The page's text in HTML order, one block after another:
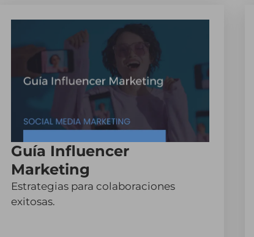
Guía Influencer
Marketing
Estrategias para colaboraciones
exitosas.